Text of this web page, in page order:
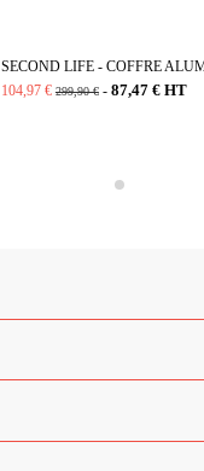
SECOND LIFE - COFFRE
104,97 € 299,90 € - 87,47 € HT